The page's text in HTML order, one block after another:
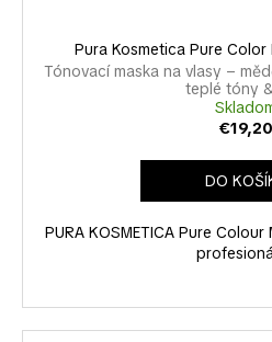
Pura Kosmetica Pure
Tónovací maska na vlasy –
teplé tóny
€19,20
DO
PURA KOSMETICA Pure